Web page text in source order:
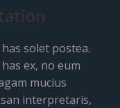
solet postea.
ex, no eum
mucius
interpretaris,